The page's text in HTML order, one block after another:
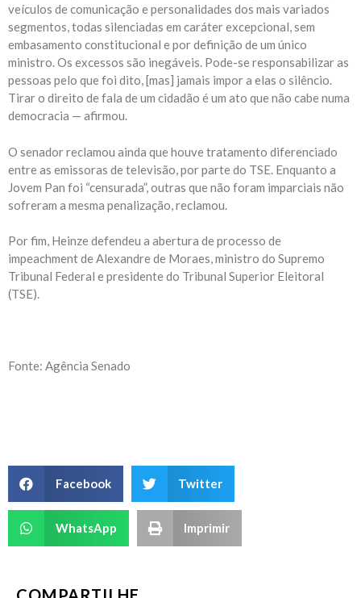
veículos de comunicação e personalidades dos mais variados
segmentos, todas silenciadas em caráter excepcional, sem
embasamento constitucional e por definição de um único
ministro. Os excessos são inegáveis. Pode-se responsabilizar as
pessoas pelo que foi dito, [mas] jamais impor a elas o silêncio.
Tirar o direito de fala de um cidadão é um ato que não cabe numa
democracia — afirmou.
O senador reclamou ainda que houve tratamento diferenciado
entre as emissoras de televisão, por parte do TSE. Enquanto a
Jovem Pan foi “censurada”, outras que não foram imparciais não
sofreram a mesma penalização, reclamou.
Por fim, Heinze defendeu a abertura de processo de
impeachment de Alexandre de Moraes, ministro do Supremo
Tribunal Federal e presidente do Tribunal Superior Eleitoral
(TSE).
Fonte: Agência Senado
Facebook Twitter
WhatsApp Imprimir